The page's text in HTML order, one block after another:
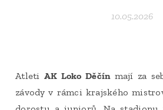
10.05.2026
Atleti AK Loko Děčínmají za
závody v rámci krajského